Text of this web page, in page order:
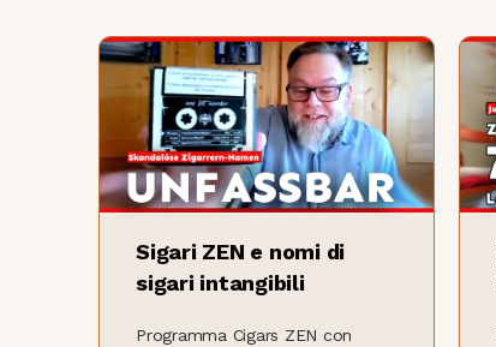
Sigari ZEN e nomi di
sigari intangibili
Programma Cigars ZEN con